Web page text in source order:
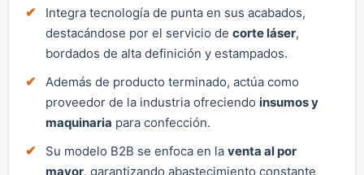
Integra tecnología de punta en sus acabados,
destacándose por el servicio de corte láser,
bordados de alta definición y estampados.
Además de producto terminado, actúa como
proveedor de la industria ofreciendo insumos y
maquinaria para confección.
Su modelo B2B se enfoca en la venta al por
mayor, garantizando abastecimiento constante